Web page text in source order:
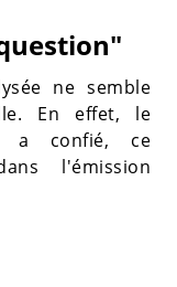
ne semble
En effet, le
a confié, ce
l'émission